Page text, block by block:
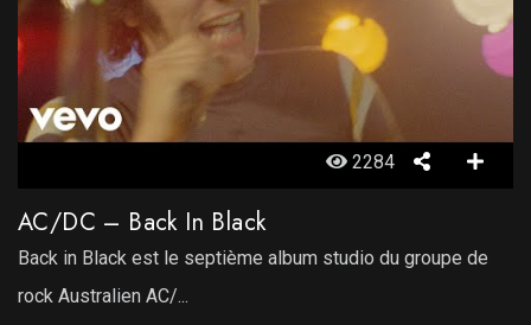
2284
AC/DC – Back In Black
Back in Black est le septième album studio du groupe de
rock Australien AC/...